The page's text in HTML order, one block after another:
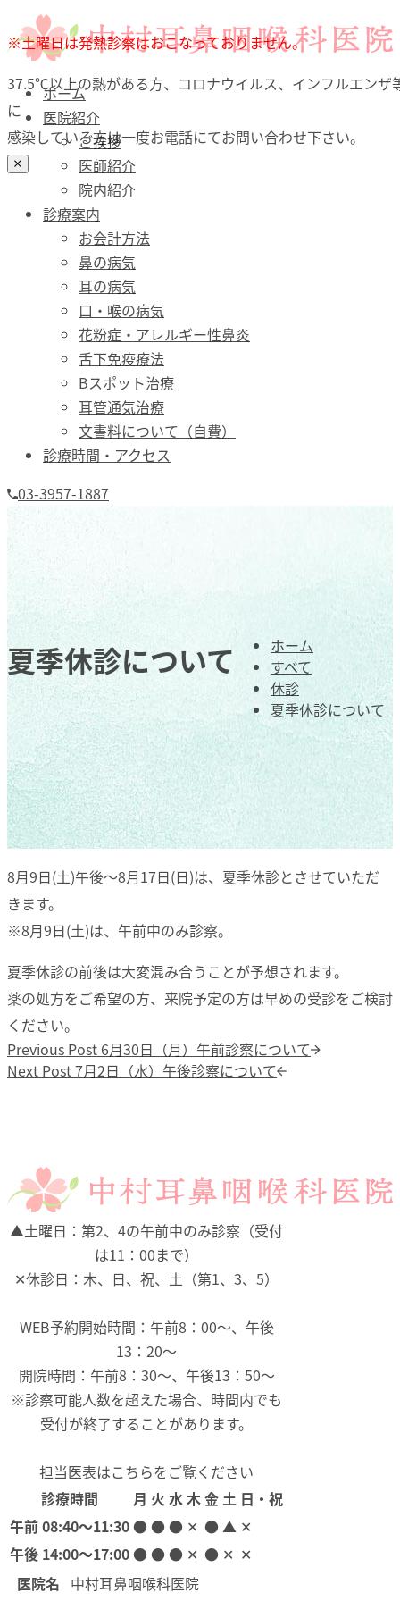
※土曜日は発熱診察はおこなっておりません。
37.5℃以上の熱がある方、コロナウイルス、インフルエンザ
に
感染している方は一度お電話にてお問い合わせ下さい。
ホーム
医院紹介
診療案内
お会計方法
鼻の病気
耳の病気
口・喉（のど）の病気
花粉症・アレルギー性鼻炎
舌下免疫療法
Bスポット治療
予防接種
文書料について（自費）
診療時間・アクセス
ホーム
医院紹介
ご挨拶
医師紹介
院内紹介
診療案内
お会計方法
鼻の病気
耳の病気
口・喉の病気
花粉症・アレルギー性鼻炎
舌下免疫療法
Bスポット治療
耳管通気治療
文書料について（自費）
診療時間・アクセス
03-3957-1887
夏季休診について
ホーム
すべて
休診
夏季休診について
8月9日(土)午後～8月17日(日)は、夏季休診とさせていただ
きます。
※8月9日(土)は、午前中のみ診察。
夏季休診の前後は大変混み合うことが予想されます。
薬の処方をご希望の方、来院予定の方は早めの受診をご検討
ください。
投稿ナビゲーション
Previous Post Previous post:
6月30日（月）午前診察について
Next PostNext post:
7月2日（水）午後診察について
診療時間 月 火 水木金土 日・祝
午前08:40〜11:30●●● ✕ ●▲ ✕
午後 14:00〜17:00●●● ✕ ● ✕ ✕
▲土曜日：第2、4の午前中のみ診察（受付
は11：00まで）
✕休診日：木、日、祝、土（第1、3、5）
WEB予約開始時間：午前8：00～、午後
13：20～
開院時間：午前8：30～、午後13：50～
※診察可能人数を超えた場合、時間内でも
受付が終了することがあります。
担当医表はこちらをご覧ください
医院名 中村耳鼻咽喉科医院